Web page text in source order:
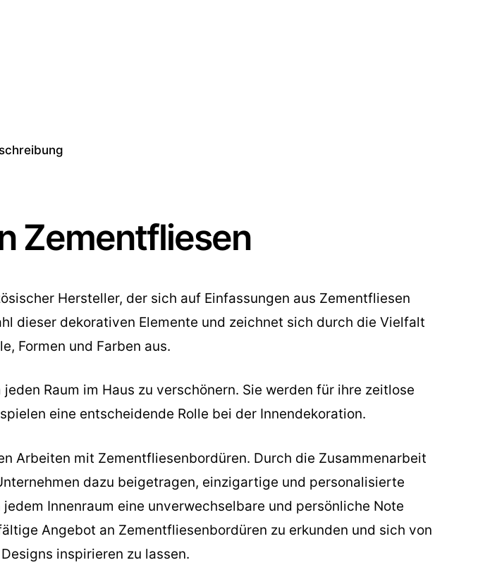
Zementfliesen
Hersteller, der sich auf Einfassungen aus Zementfliesen
dieser dekorativen Elemente und zeichnet sich durch die Vielfalt
Formen und Farben aus.
Raum im Haus zu verschönern. Sie werden für ihre zeitlose
eine entscheidende Rolle bei der Innendekoration.
Arbeiten mit Zementfliesenbordüren. Durch die Zusammenarbeit
dazu beigetragen, einzigartige und personalisierte
Innenraum eine unverwechselbare und persönliche Note
Angebot an Zementfliesenbordüren zu erkunden und sich von
inspirieren zu lassen.